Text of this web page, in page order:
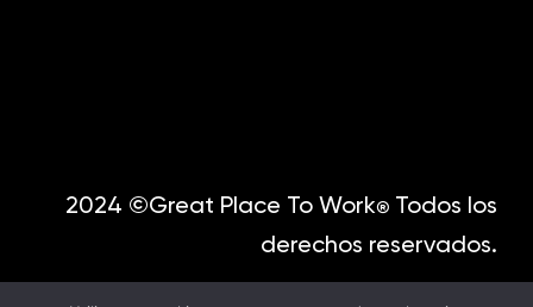
2024 ©Great Place To Work® Todos los
derechos reservados.